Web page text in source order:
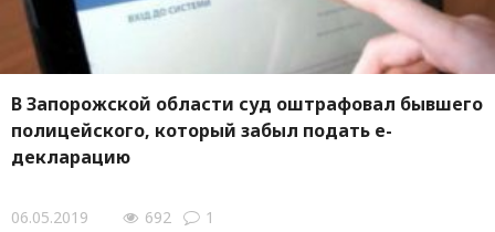
В Запорожской области суд оштрафовал бывшего
полицейского, который забыл подать е-
декларацию
06.05.2019 692 1